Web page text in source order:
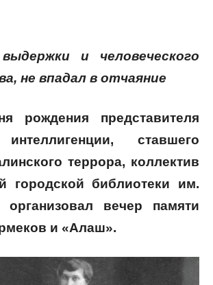
и человеческого
не впадал в отчаяние
рождения представителя
интеллигенции, ставшего
террора, коллектив
городской библиотеки им.
вечер памяти
и «Алаш».